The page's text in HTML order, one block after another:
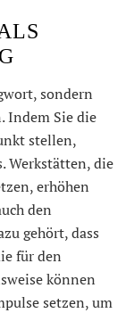
sondern
Indem Sie die
stellen,
Werkstätten, die
erhöhen
den
gehört, dass
für den
können
setzen, um